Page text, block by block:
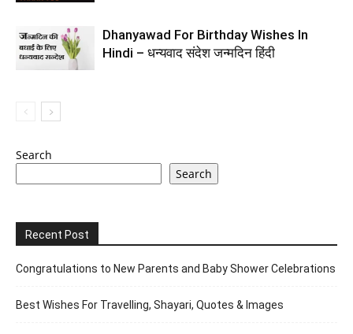
Dhanyawad For Birthday Wishes In
Hindi – धन्यवाद संदेश जन्मदिन हिंदी
Search
Search
Recent Post
Congratulations to New Parents and Baby Shower Celebrations
Best Wishes For Travelling, Shayari, Quotes & Images